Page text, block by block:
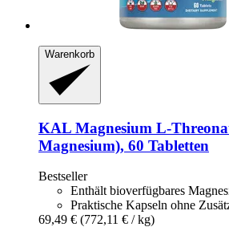
Warenkorb
KAL Magnesium L-​
Magnesium), 60 Tabletten
Bestseller
Enthält bioverfügbares
Praktische Kapseln ohne
69,49 € (772,11 € / kg)